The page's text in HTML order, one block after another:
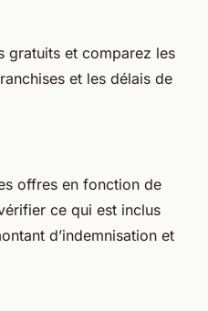
gratuits et comparez les
et les délais de
offres en fonction de
ce qui est inclus
d’indemnisation et